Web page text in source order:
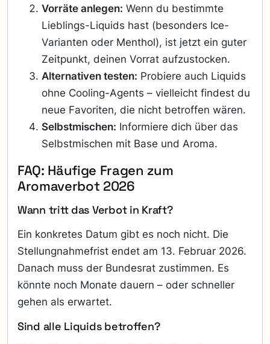
Vorräte anlegen: Wenn du bestimmte
Lieblings-Liquids hast (besonders Ice-
Varianten oder Menthol), ist jetzt ein guter
Zeitpunkt, deinen Vorrat aufzustocken.
Alternativen testen: Probiere auch Liquids
ohne Cooling-Agents – vielleicht findest du
neue Favoriten, die nicht betroffen wären.
Selbstmischen: Informiere dich über das
Selbstmischen mit Base und Aroma.
FAQ: Häufige Fragen zum
Aromaverbot 2026
Wann tritt das Verbot in Kraft?
Ein konkretes Datum gibt es noch nicht. Die
Stellungnahmefrist endet am 13. Februar 2026.
Danach muss der Bundesrat zustimmen. Es
könnte noch Monate dauern – oder schneller
gehen als erwartet.
Sind alle Liquids betroffen?